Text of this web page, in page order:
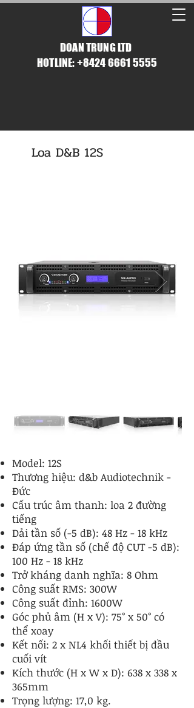
DOAN TRUNG LTD
HOTLINE: +8424 6661 5555
Loa D&B 12S
Model: 12S
Thương hiệu: d&b Audiotechnik -
Đức
Cấu trúc âm thanh: loa 2 đường
tiếng
Dải tần số (-5 dB): 48 Hz - 18 kHz
Đáp ứng tần số (chế độ CUT -5 dB):
100 Hz - 18 kHz
Trở kháng danh nghĩa: 8 Ohm
Công suất RMS: 300W
Công suất đỉnh: 1600W
Góc phủ âm (H x V): 75° x 50° có
thể xoay
Kết nối: 2 x NL4 khối thiết bị đầu
cuối vít
Kích thước (H x W x D): 638 x 338 x
365mm
Trọng lượng: 17,0 kg.